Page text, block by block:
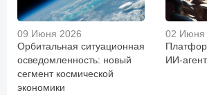
09 Июня 2026
Орбитальная ситуационная
осведомленность: новый
сегмент космической
экономики
02 Июня
ИИ-